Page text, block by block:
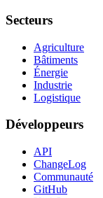
Secteurs
Agriculture
Bâtiments
Énergie
Industrie
Logistique
Développeurs
API
ChangeLog
Communauté
GitHub